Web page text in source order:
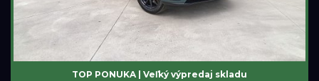
TOP PONUKA | Veľký výpredaj skladu